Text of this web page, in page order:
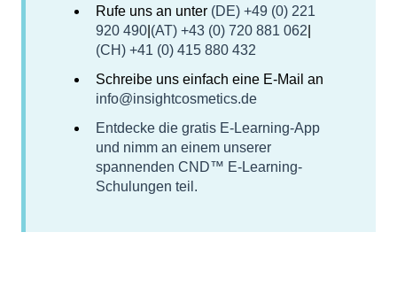
Rufe uns an unter (DE) +49 (0) 221
920 490 (AT) +43 (0) 720 881 062
(CH) +41 (0) 415 880 432
Schreibe uns einfach eine E-Mail an
info@insightcosmetics.de
Entdecke die gratis E-Learning-App
und nimm an einem unserer
spannenden CND™ E-Learning-
Schulungen teil.